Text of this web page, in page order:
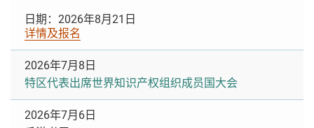
日期：2026年8月21日
详情及报名
2026年7月8日
特区代表出席世界知识产权组织成员国大会
2026年7月6日